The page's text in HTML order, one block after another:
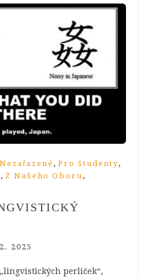
Nezařazené , Pro Studenty,
, Z Našeho Oboru,
2025
perliček“,